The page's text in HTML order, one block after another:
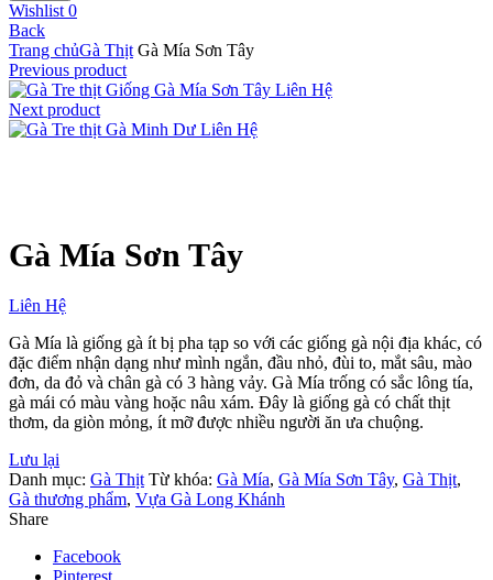
Wishlist 0
Back
Trang chủGà Thịt Gà Mía Sơn Tây
Previous product
Giống Gà Mía Sơn Tây Liên Hệ
Next product
Gà Minh Dư Liên Hệ
Gà Mía Sơn Tây
Liên Hệ
Gà Mía là giống gà ít bị pha tạp so với các giống gà nội địa khác, có
đặc điểm nhận dạng như mình ngắn, đầu nhỏ, đùi to, mắt sâu, mào
đơn, da đỏ và chân gà có 3 hàng vảy. Gà Mía trống có sắc lông tía,
gà mái có màu vàng hoặc nâu xám. Đây là giống gà có chất thịt
thơm, da giòn mỏng, ít mỡ được nhiều người ăn ưa chuộng.
Lưu lại
Danh mục: Gà Thịt Từ khóa: Gà Mía, Gà Mía Sơn Tây, Gà Thịt,
Gà thương phẩm, Vựa Gà Long Khánh
Share
Facebook